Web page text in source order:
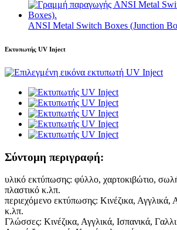
ANSI Metal Switch Boxes (Junction
Εκτυπωτής UV Inject
Σύντομη περιγραφή:
υλικό εκτύπωσης: φύλλο, χαρτοκιβώτιο,
πλαστικό κ.λπ.
περιεχόμενο εκτύπωσης: Κινέζικα, Αγγλικά,
κ.λπ.
Γλώσσες: Κινέζικα, Αγγλικά, Ισπανικά,